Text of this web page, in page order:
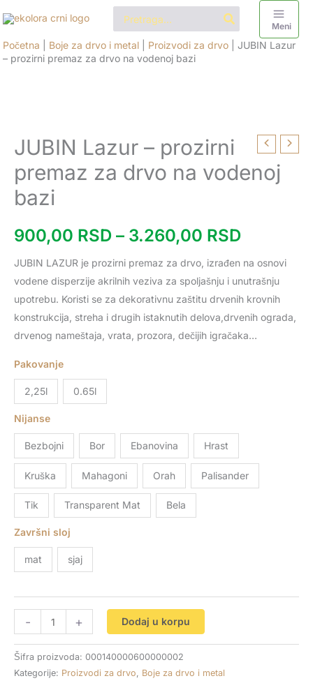
na
sadržaj
for:
Meni
Početna Boje za drvo i metal Proizvodi za drvo
JUBIN Lazur
– prozirni premaz za drvo na vodenoj bazi
JUBIN Lazur – prozirni
premaz za drvo na vodenoj
bazi
900,00 RSD – 3.260,00 RSD
Raspon
cena:
900,00
do
JUBIN LAZUR je prozirni premaz za drvo, izrađen na osnovi
vodene disperzije akrilnih veziva za spoljašnju i unutrašnju
upotrebu. Koristi se za dekorativnu zaštitu drvenih krovnih
konstrukcija, streha i drugih istaknutih delova,drvenih ograda,
drvenog nameštaja, vrata, prozora, dečijih igračaka…
Pakovanje
2,25l 0.65l
Nijanse
Bezbojni Bor Ebanovina Hrast
Kruška Mahagoni Orah Palisander
Tik Transparent Mat Bela
Završni sloj
mat sjaj
-
JUBIN
prozirni
za
na
vodenoj
bazi
količina
+ Dodaj u korpu
Šifra proizvoda: 000140000600000002
Kategorije: Proizvodi za drvo, Boje za drvo i metal